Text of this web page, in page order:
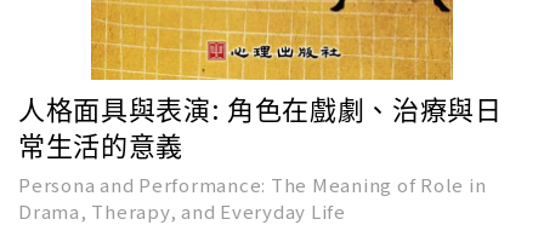
人格面具與表演: 角色在戲劇、治療與日
常生活的意義
Persona and Performance: The Meaning of Role in
Drama, Therapy, and Everyday Life